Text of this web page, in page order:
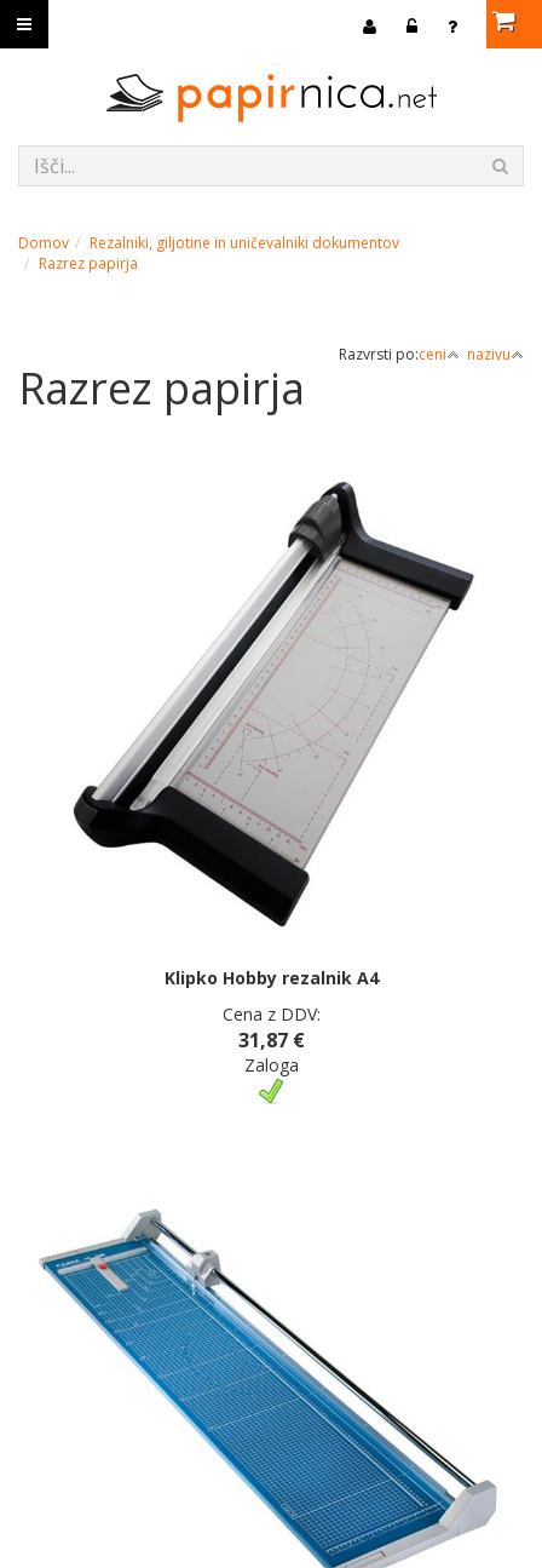
Domov
Rezalniki, giljotine in uničevalniki dokumentov
Razrez papirja
Razvrsti po:ceni nazivu
Razrez papirja
Klipko Hobby rezalnik A4
Cena z DDV:
31,87 €
Zaloga